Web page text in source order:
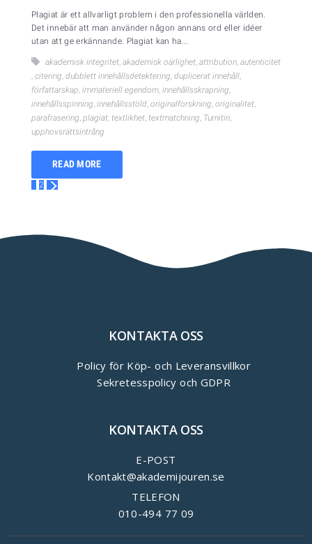
Plagiat är ett allvarligt problem i den professionella världen.
Det innebär att man använder någon annans ord eller idéer
utan att ge erkännande. Plagiat kan ha...
akademisk integritet akademisk oärlighet attribution autenticitet
citering dubblett innehållsdetektering duplicerat innehåll
författarskap immateriell egendom innehållsskrapning
innehållsspinning innehållsstöld originalforskning originalitet
parafrasering plagiat textlikhet textmatchning Turnitin
upphovsrättsintrång
READ MORE
2
KONTAKTA OSS
Policy för Köp- och Leveransvillkor
Sekretesspolicy och GDPR
KONTAKTA OSS
E-POST
Kontakt@akademijouren.se
TELEFON
010-494 77 09